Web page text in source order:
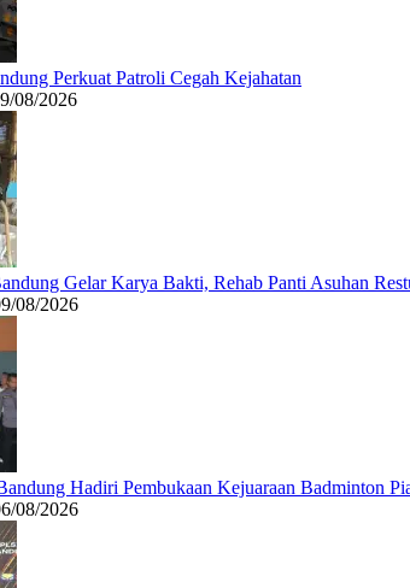
Perkuat Patroli Cegah Kejahatan
08/2026
Gelar Karya Bakti, Rehab Panti Asuhan
08/2026
Hadiri Pembukaan Kejuaraan Badminton
08/2026